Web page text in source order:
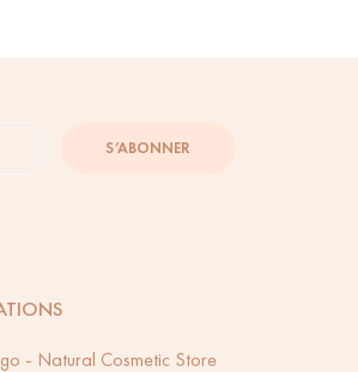
S’ABONNER
- Natural Cosmetic Store